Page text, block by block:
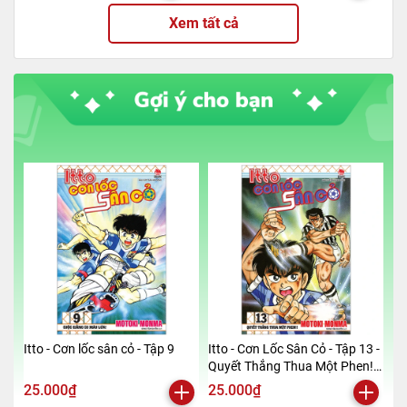
Xem tất cả
Itto - Cơn lốc sân cỏ - Tập 9
25.000₫
Itto - Cơn Lốc Sân Cỏ - Tập 13 -
Quyết Thắng Thua Một Phen!!
(Tái Bản 2024)
25.000₫